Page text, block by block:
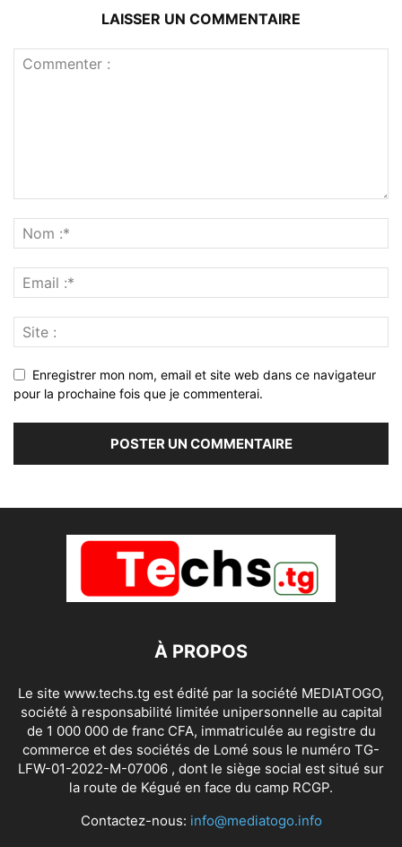
LAISSER UN COMMENTAIRE
Enregistrer mon nom, email et site web dans ce navigateur
pour la prochaine fois que je commenterai.
À PROPOS
Le site www.techs.tg est édité par la société MEDIATOGO,
société à responsabilité limitée unipersonnelle au capital
de 1 000 000 de franc CFA, immatriculée au registre du
commerce et des sociétés de Lomé sous le numéro TG-
LFW-01-2022-M-07006 , dont le siège social est situé sur
la route de Kégué en face du camp RCGP.
Contactez-nous: info@mediatogo.info